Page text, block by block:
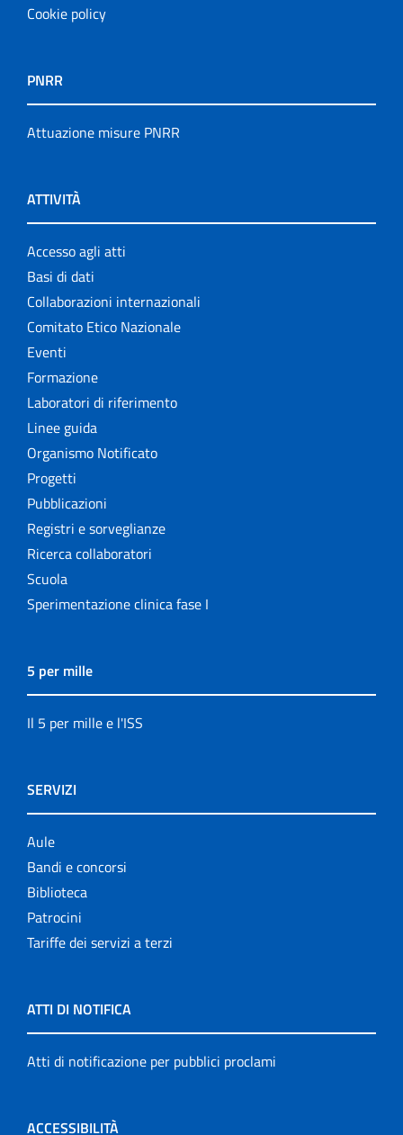
Cookie policy
PNRR
Attuazione misure PNRR
ATTIVITÀ
Accesso agli atti
Basi di dati
Collaborazioni internazionali
Comitato Etico Nazionale
Eventi
Formazione
Laboratori di riferimento
Linee guida
Organismo Notificato
Progetti
Pubblicazioni
Registri e sorveglianze
Ricerca collaboratori
Scuola
Sperimentazione clinica fase I
5 per mille
Il 5 per mille e l'ISS
SERVIZI
Aule
Bandi e concorsi
Biblioteca
Patrocini
Tariffe dei servizi a terzi
ATTI DI NOTIFICA
Atti di notificazione per pubblici proclami
ACCESSIBILITÀ